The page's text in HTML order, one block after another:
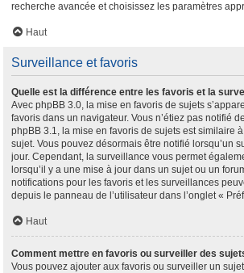
recherche avancée et choisissez les paramètres
Haut
Surveillance et favoris
Quelle est la différence entre les favoris et la
Avec phpBB 3.0, la mise en favoris de sujets
favoris dans un navigateur. Vous n’étiez pas notifié
phpBB 3.1, la mise en favoris de sujets est similaire
sujet. Vous pouvez désormais être notifié lorsqu’un
jour. Cependant, la surveillance vous permet
lorsqu’il y a une mise à jour dans un sujet ou un
notifications pour les favoris et les surveillances
depuis le panneau de l’utilisateur dans l’onglet «
Haut
Comment mettre en favoris ou surveiller des
Vous pouvez ajouter aux favoris ou surveiller un